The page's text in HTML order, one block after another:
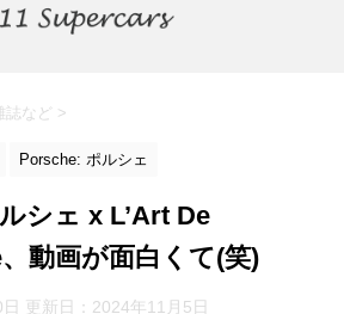
など >
Porsche: ポルシェ
シェ x L’Art De
動画が面白くて(笑)
更新日： 2024年11月5日